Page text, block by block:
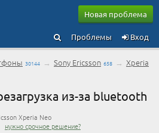
Новая проблема
Вход
Проблемы
30144 → Sony Ericsson 658 → Xperia
из-за bluetooth
Xperia Neo
нужно срочное решение?